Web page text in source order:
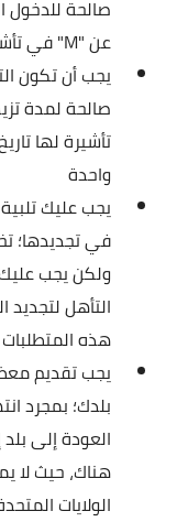
صالحة للدخول
عن "M" في تأشيرتك والتي تشير إلى دخول متعدد)
يجب أن تكون
صالحة لمدة
تأشيرة لها
واحدة
يجب عليك
في تجديدها؛
ولكن يجب
التأهل
هذه
يجب تقديم
بلدك؛ بمجرد
العودة إلى
هناك، حيث لا
الولايات